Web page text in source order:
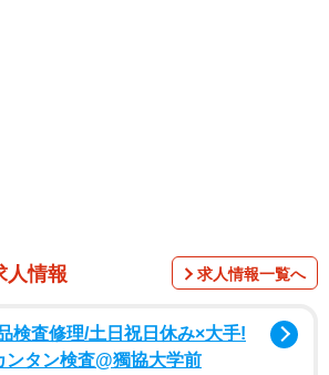
て拍手貰いました✨🎹この指10本で
）さんからのお願いだったのです。
人情報 求人情報一覧へ
検査修理/土日祝日休み×大手!
タン検査@獨協大学前